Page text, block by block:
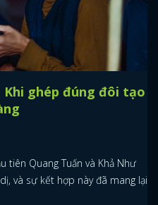
Khi ghép đúng đôi tạo
tiên Quang Tuấn và Khả Như
và sự kết hợp này đã mang lại